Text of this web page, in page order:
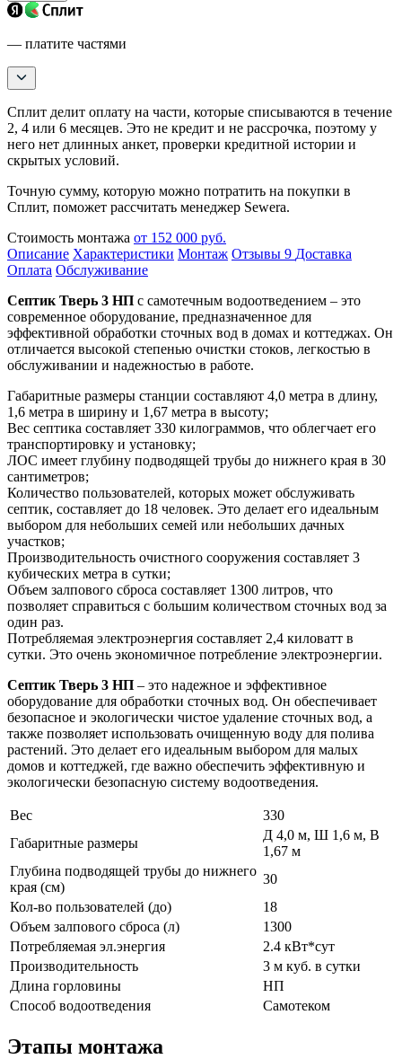
— платите частями
Сплит делит оплату на части, которые списываются в течение
2, 4 или 6 месяцев. Это не кредит и не рассрочка, поэтому у
него нет длинных анкет, проверки кредитной истории и
скрытых условий.
Точную сумму, которую можно потратить на покупки в
Сплит, поможет рассчитать менеджер Sewera.
Стоимость монтажа от 152 000 руб.
Описание Характеристики Монтаж Отзывы 9 Доставка
Оплата Обслуживание
Септик Тверь 3 НП с самотечным водоотведением – это
современное оборудование, предназначенное для
эффективной обработки сточных вод в домах и коттеджах. Он
отличается высокой степенью очистки стоков, легкостью в
обслуживании и надежностью в работе.
Габаритные размеры станции составляют 4,0 метра в длину,
1,6 метра в ширину и 1,67 метра в высоту;
Вес септика составляет 330 килограммов, что облегчает его
транспортировку и установку;
ЛОС имеет глубину подводящей трубы до нижнего края в 30
сантиметров;
Количество пользователей, которых может обслуживать
септик, составляет до 18 человек. Это делает его идеальным
выбором для небольших семей или небольших дачных
участков;
Производительность очистного сооружения составляет 3
кубических метра в сутки;
Объем залпового сброса составляет 1300 литров, что
позволяет справиться с большим количеством сточных вод за
один раз.
Потребляемая электроэнергия составляет 2,4 киловатт в
сутки. Это очень экономичное потребление электроэнергии.
Септик Тверь 3 НП – это надежное и эффективное
оборудование для обработки сточных вод. Он обеспечивает
безопасное и экологически чистое удаление сточных вод, а
также позволяет использовать очищенную воду для полива
растений. Это делает его идеальным выбором для малых
домов и коттеджей, где важно обеспечить эффективную и
экологически безопасную систему водоотведения.
Вес
330
Габаритные размеры
Д 4,0 м, Ш 1,6 м, В
1,67 м
Глубина подводящей трубы до нижнего
края (см)
30
Кол-во пользователей (до)
18
Объем залпового сброса (л)
1300
Потребляемая эл.энергия
2.4 кВт*сут
Производительность
3 м куб. в сутки
Длина горловины
НП
Способ водоотведения
Самотеком
Этапы монтажа